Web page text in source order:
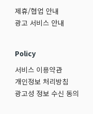
제휴/협업 안내
광고 서비스 안내
Policy
서비스 이용약관
개인정보 처리방침
광고성 정보 수신 동의